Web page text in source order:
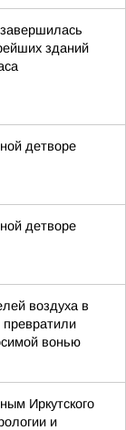
зданий
детворе
детворе
воздуха в
превратили
вонью
Иркутского
и